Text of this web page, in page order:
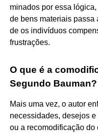
minados por essa
de bens materiais passa
de os indivíduos
frustrações.
O que é a
Segundo Bauman?
Mais uma vez, o autor
necessidades, desejos
ou a recomodificação